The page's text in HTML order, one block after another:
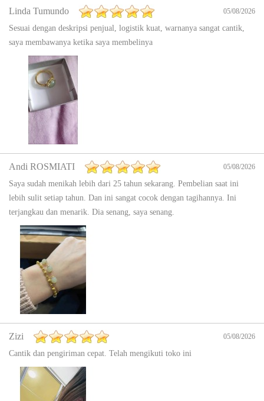
Linda Tumundo 05/08/2026
Sesuai dengan deskripsi penjual, logistik kuat, warnanya sangat cantik,
saya membawanya ketika saya membelinya
Andi ROSMIATI 05/08/2026
Saya sudah menikah lebih dari 25 tahun sekarang. Pembelian saat ini
lebih sulit setiap tahun. Dan ini sangat cocok dengan tagihannya. Ini
terjangkau dan menarik. Dia senang, saya senang.
Zizi 05/08/2026
Cantik dan pengiriman cepat. Telah mengikuti toko ini